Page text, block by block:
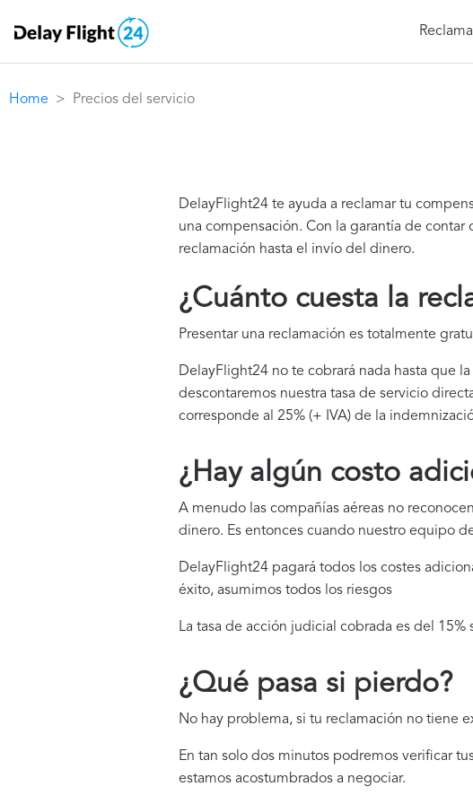
Home Precios del servicio
DelayFlight24 te ayuda a reclamar tu
una compensación. Con la garantía de
reclamación hasta el invío del dinero.
¿Cuánto cuesta la
Presentar una reclamación es totalmente
DelayFlight24 no te cobrará nada hasta que
descontaremos nuestra tasa de servicio
corresponde al 25% (+ IVA) de la
¿Hay algún costo
A menudo las compañías aéreas no
dinero. Es entonces cuando nuestro equipo
DelayFlight24 pagará todos los costes
éxito, asumimos todos los riesgos
La tasa de acción judicial cobrada es del
¿Qué pasa si pierdo?
No hay problema, si tu reclamación no tiene
En tan solo dos minutos podremos verificar
estamos acostumbrados a negociar.